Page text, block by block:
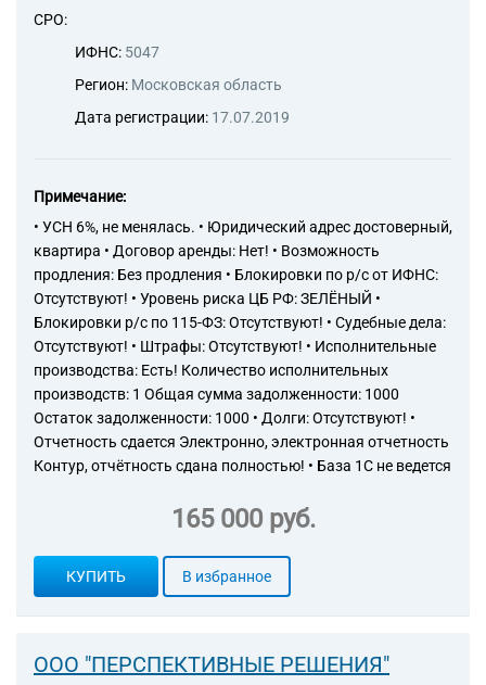
62.09 Деятельность,
связанная с использованием
обработке данных,
предоставление услуг по
деятельность порталов в
информационно-
коммуникационной сети
Интернет
63.11.1 Деятельность по
созданию и использованию
баз данных и
информационных ресурсов
68.3 Операции с недвижимым
договорной основе
95.1 Ремонт компьютеров и
коммуникационного
СРО:
ИФНС: 5047
Регион: Московская область
Дата регистрации: 17.07.2019
Примечание:
• УСН 6%, не менялась. • Юридический адрес достоверный,
квартира • Договор аренды: Нет! • Возможность
продления: Без продления • Блокировки по р/с от ИФНС:
Отсутствуют! • Уровень риска ЦБ РФ: ЗЕЛЁНЫЙ •
Блокировки р/с по 115-ФЗ: Отсутствуют! • Судебные дела:
Отсутствуют! • Штрафы: Отсутствуют! • Исполнительные
производства: Есть! Количество исполнительных
производств: 1 Общая сумма задолженности: 1000
Остаток задолженности: 1000 • Долги: Отсутствуют! •
Отчетность сдается Электронно, электронная отчетность
Контур, отчётность сдана полностью! • База 1С не ведется
165 000 руб.
КУПИТЬ В избранное
ООО "ПЕРСПЕКТИВНЫЕ РЕШЕНИЯ"